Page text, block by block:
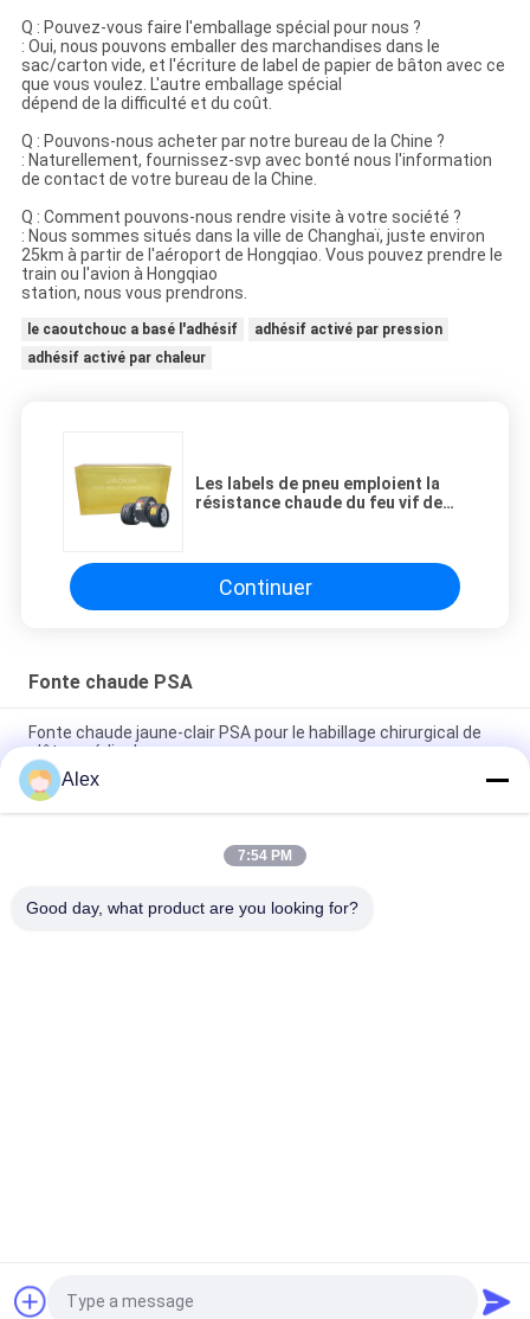
Q : Pouvez-vous faire l'emballage spécial pour nous ?
: Oui, nous pouvons emballer des marchandises dans le
sac/carton vide, et l'écriture de label de papier de bâton avec ce
que vous voulez. L'autre emballage spécial
dépend de la difficulté et du coût.
Q : Pouvons-nous acheter par notre bureau de la Chine ?
: Naturellement, fournissez-svp avec bonté nous l'information
de contact de votre bureau de la Chine.
Q : Comment pouvons-nous rendre visite à votre société ?
: Nous sommes situés dans la ville de Changhaï, juste environ
25km à partir de l'aéroport de Hongqiao. Vous pouvez prendre le
train ou l'avion à Hongqiao
station, nous vous prendrons.
le caoutchouc a basé l'adhésif
adhésif activé par pression
adhésif activé par chaleur
Les labels de pneu emploient la
résistance chaude du feu vif de
Continuer
Fonte chaude PSA
Fonte chaude jaune-clair PSA pour le habillage chirurgical de
plâtre médical
Caoutchouc adhésif chaud à séchage rapide de pointe de la
fonte PSA le haut a basé non toxique
Résine synthétique inodore adhésive en caoutchouc de fonte
Fonte Chaude
Demandez un devis
Alex
7:54 PM
Good day, what product are you looking for?